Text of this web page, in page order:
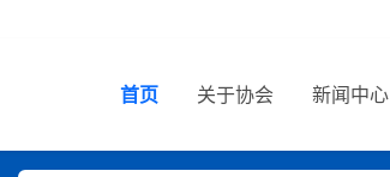
首页 关于协会 新闻中心